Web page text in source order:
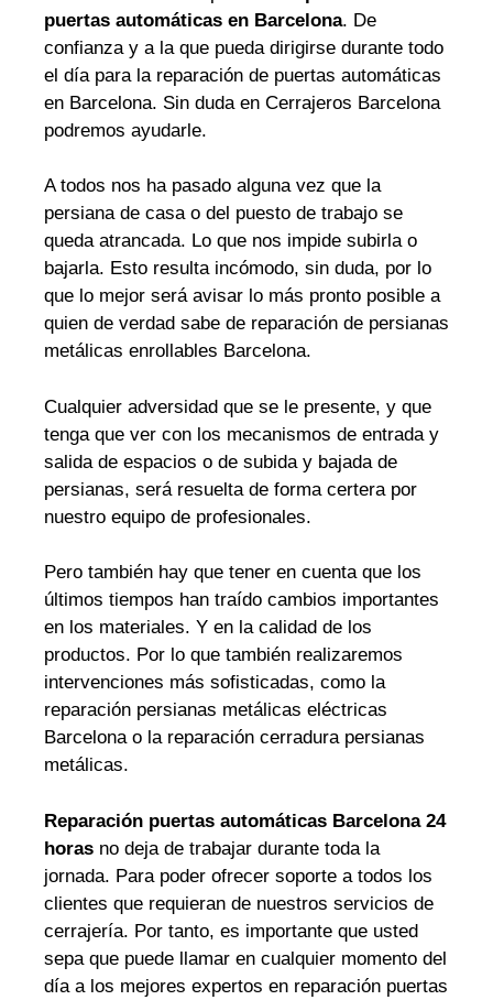
puertas automáticas en Barcelona. De
confianza y a la que pueda dirigirse durante todo
el día para la reparación de puertas automáticas
en Barcelona. Sin duda en Cerrajeros Barcelona
podremos ayudarle.
A todos nos ha pasado alguna vez que la
persiana de casa o del puesto de trabajo se
queda atrancada. Lo que nos impide subirla o
bajarla. Esto resulta incómodo, sin duda, por lo
que lo mejor será avisar lo más pronto posible a
quien de verdad sabe de reparación de persianas
metálicas enrollables Barcelona.
Cualquier adversidad que se le presente, y que
tenga que ver con los mecanismos de entrada y
salida de espacios o de subida y bajada de
persianas, será resuelta de forma certera por
nuestro equipo de profesionales.
Pero también hay que tener en cuenta que los
últimos tiempos han traído cambios importantes
en los materiales. Y en la calidad de los
productos. Por lo que también realizaremos
intervenciones más sofisticadas, como la
reparación persianas metálicas eléctricas
Barcelona o la reparación cerradura persianas
metálicas.
Reparación puertas automáticas Barcelona 24
horas no deja de trabajar durante toda la
jornada. Para poder ofrecer soporte a todos los
clientes que requieran de nuestros servicios de
cerrajería. Por tanto, es importante que usted
sepa que puede llamar en cualquier momento del
día a los mejores expertos en reparación puertas